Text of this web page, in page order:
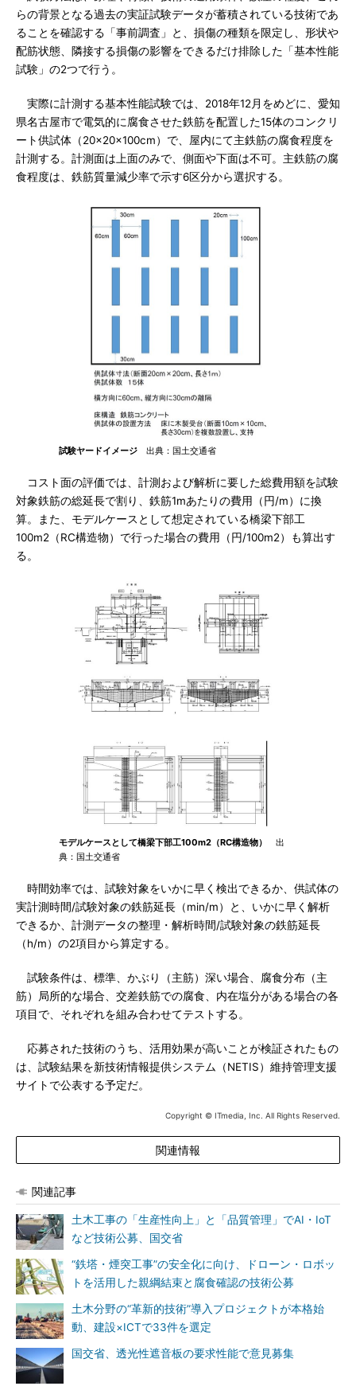
らの背景となる過去の実証試験データが蓄積されている技術であ
ることを確認する「事前調査」と、損傷の種類を限定し、形状や
配筋状態、隣接する損傷の影響をできるだけ排除した「基本性能
試験」の2つで行う。
実際に計測する基本性能試験では、2018年12月をめどに、愛知
県名古屋市で電気的に腐食させた鉄筋を配置した15体のコンクリ
ート供試体（20×20×100cm）で、屋内にて主鉄筋の腐食程度を
計測する。計測面は上面のみで、側面や下面は不可。主鉄筋の腐
食程度は、鉄筋質量減少率で示す6区分から選択する。
試験ヤードイメージ 出典：国土交通省
コスト面の評価では、計測および解析に要した総費用額を試験
対象鉄筋の総延長で割り、鉄筋1mあたりの費用（円/m）に換
算。また、モデルケースとして想定されている橋梁下部工
100m2（RC構造物）で行った場合の費用（円/100m2）も算出す
る。
モデルケースとして橋梁下部工100m2（RC構造物）
出
典：国土交通省
時間効率では、試験対象をいかに早く検出できるか、供試体の
実計測時間/試験対象の鉄筋延長（min/m）と、いかに早く解析
できるか、計測データの整理・解析時間/試験対象の鉄筋延長
（h/m）の2項目から算定する。
試験条件は、標準、かぶり（主筋）深い場合、腐食分布（主
筋）局所的な場合、交差鉄筋での腐食、内在塩分がある場合の各
項目で、それぞれを組み合わせてテストする。
応募された技術のうち、活用効果が高いことが検証されたもの
は、試験結果を新技術情報提供システム（NETIS）維持管理支援
サイトで公表する予定だ。
Copyright © ITmedia, Inc. All Rights Reserved.
関連情報
関連記事
土木工事の「生産性向上」と「品質管理」でAI・IoT
など技術公募、国交省
“鉄塔・煙突工事”の安全化に向け、ドローン・ロボッ
トを活用した親綱結束と腐食確認の技術公募
土木分野の“革新的技術”導入プロジェクトが本格始
動、建設×ICTで33件を選定
国交省、透光性遮音板の要求性能で意見募集